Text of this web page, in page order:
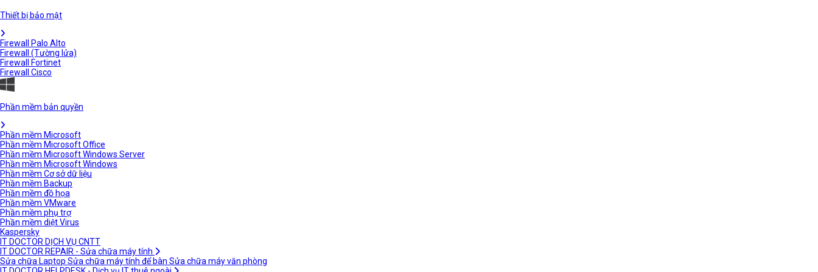
Thiết bị bảo mật
Firewall Palo Alto
Firewall (Tường lửa)
Firewall Fortinet
Firewall Cisco
Phần mềm bản quyền
Phần mềm Microsoft
Phần mềm Microsoft Office
Phần mềm Microsoft Windows Server
Phần mềm Microsoft Windows
Phần mềm Cơ sở dữ liệu
Phần mềm Backup
Phần mềm đồ họa
Phần mềm VMware
Phần mềm phụ trợ
Phần mềm diệt Virus
Kaspersky
IT DOCTOR DỊCH VỤ CNTT
IT DOCTOR REPAIR - Sửa chữa máy tính
Sửa chữa Laptop Sửa chữa máy tính để bàn Sửa chữa máy văn phòng